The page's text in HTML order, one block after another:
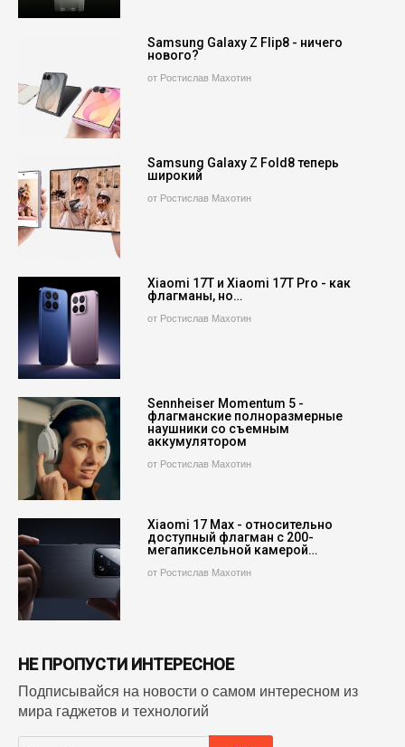
Samsung Galaxy Z Flip8 - ничего
нового?
от Ростислав Махотин
Samsung Galaxy Z Fold8 теперь
широкий
от Ростислав Махотин
Xiaomi 17T и Xiaomi 17T Pro - как
флагманы, но…
от Ростислав Махотин
Sennheiser Momentum 5 -
флагманские полноразмерные
наушники со съемным
аккумулятором
от Ростислав Махотин
Xiaomi 17 Max - относительно
доступный флагман с 200-
мегапиксельной камерой…
от Ростислав Махотин
НЕ ПРОПУСТИ ИНТЕРЕСНОЕ
Подписывайся на новости о самом интересном из
мира гаджетов и технологий